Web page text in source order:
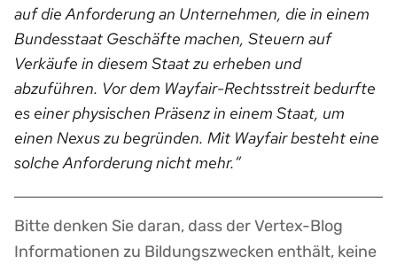
auf die Anforderung an Unternehmen, die in einem
Bundesstaat Geschäfte machen, Steuern auf
Verkäufe in diesem Staat zu erheben und
abzuführen. Vor dem Wayfair-Rechtsstreit bedurfte
es einer physischen Präsenz in einem Staat, um
einen Nexus zu begründen. Mit Wayfair besteht eine
solche Anforderung nicht mehr.“
Disclaimer
Bitte denken Sie daran, dass der Vertex-Blog
Informationen zu Bildungszwecken enthält, keine